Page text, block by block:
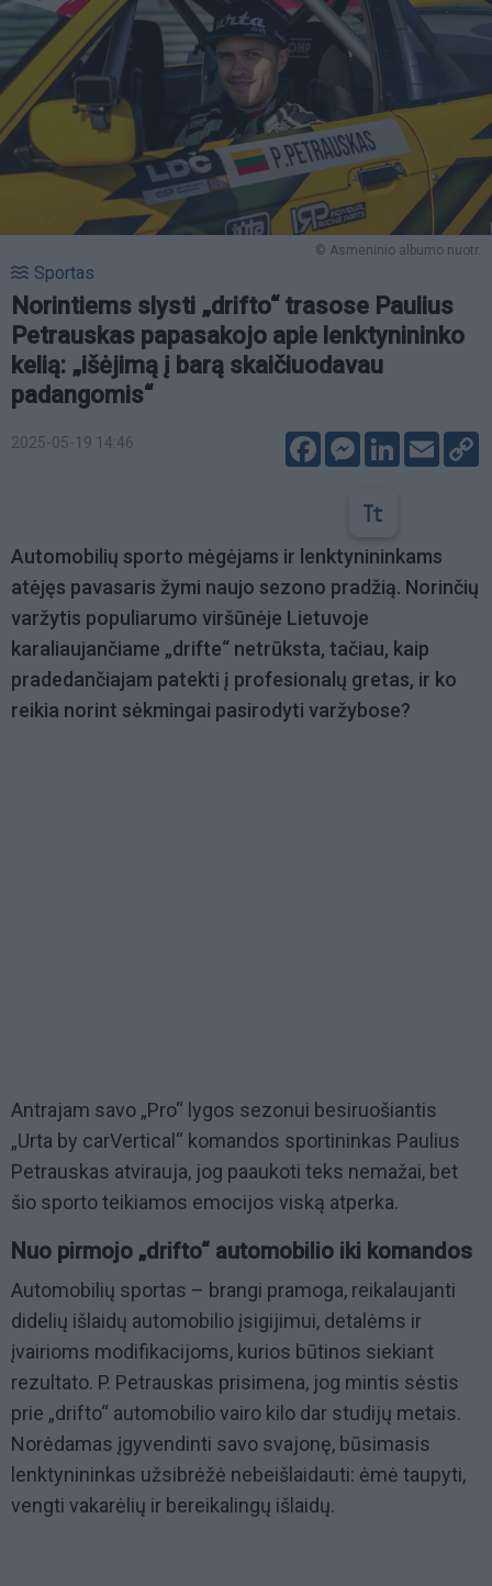
© Asmeninio albumo nuotr.
Sportas
Norintiems slysti „drifto“ trasose Paulius
Petrauskas papasakojo apie lenktynininko
kelią: „išėjimą į barą skaičiuodavau
padangomis“
2025-05-19 14:46 FacebookMessenger
LinkedIn
Email
Automobilių sporto mėgėjams ir lenktynininkams
atėjęs pavasaris žymi naujo sezono pradžią. Norinčių
varžytis populiarumo viršūnėje Lietuvoje
karaliaujančiame „drifte“ netrūksta, tačiau, kaip
pradedančiajam patekti į profesionalų gretas, ir ko
reikia norint sėkmingai pasirodyti varžybose?
Antrajam savo „Pro“ lygos sezonui besiruošiantis
„Urta by carVertical“ komandos sportininkas Paulius
Petrauskas atvirauja, jog paaukoti teks nemažai, bet
šio sporto teikiamos emocijos viską atperka.
Nuo pirmojo „drifto“ automobilio iki komandos
Automobilių sportas – brangi pramoga, reikalaujanti
didelių išlaidų automobilio įsigijimui, detalėms ir
įvairioms modifikacijoms, kurios būtinos siekiant
rezultato. P. Petrauskas prisimena, jog mintis sėstis
prie „drifto“ automobilio vairo kilo dar studijų metais.
Norėdamas įgyvendinti savo svajonę, būsimasis
lenktynininkas užsibrėžė nebeišlaidauti: ėmė taupyti,
vengti vakarėlių ir bereikalingų išlaidų.